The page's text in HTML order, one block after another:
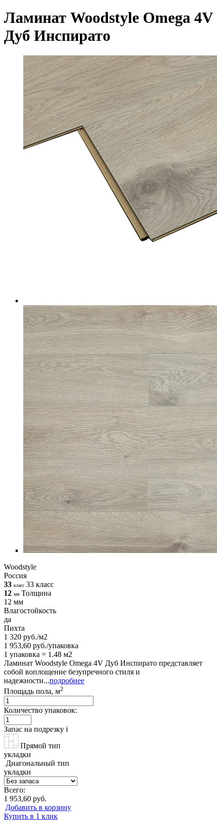
Ламинат Woodstyle Omega 4V
Дуб Инспирато
Woodstyle
Россия
33 класс 33 класс
12 мм Толщина
12 мм
Влагостойкость
да
Пихта
1 320 руб./м2
1 953,60 руб./упаковка
1 упаковка = 1.48 м2
Ламинат Woodstyle Omega 4V Дуб Инспирато представляет
собой воплощение безупречного стиля и
надежности...подробнее
Площадь пола, м2
Количество упаковок:
Запас на подрезку i
Прямой тип
укладки
Диагональный тип
укладки
Всего:
1 953,60 руб.
Добавить в корзину
Купить в 1 клик